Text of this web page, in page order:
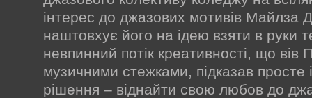
інтерес до джазових мотивів Майлза
наштовхує його на ідею взяти в руки
невпинний потік креативності, що вів
музичними стежками, підказав просте
рішення – віднайти свою любов до